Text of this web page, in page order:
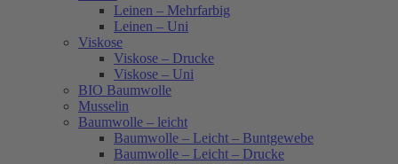
Leinen – Mehrfarbig
Leinen – Uni
Viskose
Viskose – Drucke
Viskose – Uni
BIO Baumwolle
Musselin
Baumwolle – leicht
Baumwolle – Leicht – Buntgewebe
Baumwolle – Leicht – Drucke